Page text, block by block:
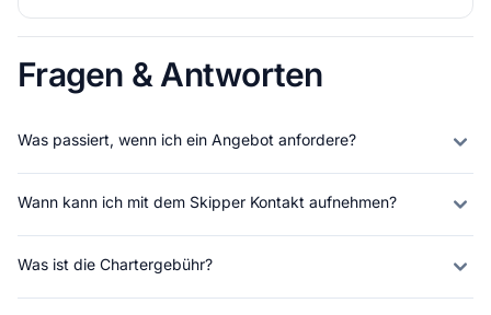
Fragen & Antworten
Was passiert, wenn ich ein Angebot anfordere?
Wann kann ich mit dem Skipper Kontakt aufnehmen?
Was ist die Chartergebühr?